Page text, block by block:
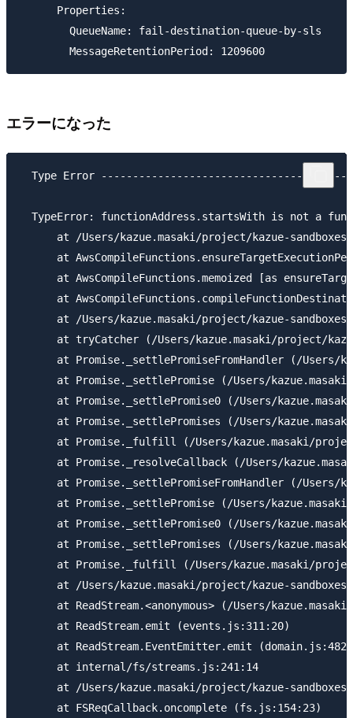
      Properties:
        QueueName: fail-destination-queue-by-sls
エラーになった
Type Error
TypeError: functionAddress.startsWith is not a
at /Users/kazue.masaki/project/kazue-
at
at AwsCompileFunctions.memoized [as
at
at /Users/kazue.masaki/project/kazue-
at tryCatcher (/Users/kazue.masaki/project/
at Promise._settlePromiseFromHandler (/Users/
at Promise._settlePromise (/Users/
at Promise._settlePromise0 (/Users/
at Promise._settlePromises (/Users/
at Promise._fulfill (/Users/kazue.masaki/
at Promise._resolveCallback (/Users/
at Promise._settlePromiseFromHandler (/Users/
at Promise._settlePromise (/Users/
at Promise._settlePromise0 (/Users/
at Promise._settlePromises (/Users/
at Promise._fulfill (/Users/kazue.masaki/
at /Users/kazue.masaki/project/kazue-
at ReadStream.<anonymous> (/Users/
      at ReadStream.emit (events.js:311:20)
at ReadStream.EventEmitter.emit
      at internal/fs/streams.js:241:14
at /Users/kazue.masaki/project/kazue-
      at FSReqCallback.oncomplete (fs.js:154:23)